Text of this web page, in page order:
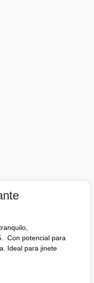
Con potencial para
Ideal para jinete